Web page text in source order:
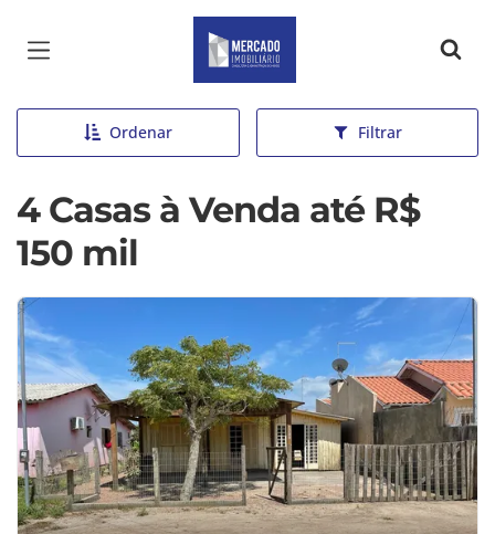
Página inicial
Ordenar Filtrar
4 Casas à Venda até R$
150 mil